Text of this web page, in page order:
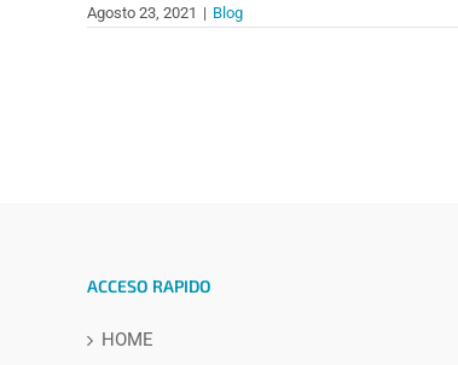
Agosto 23, 2021 | Blog
ACCESO RAPIDO
HOME